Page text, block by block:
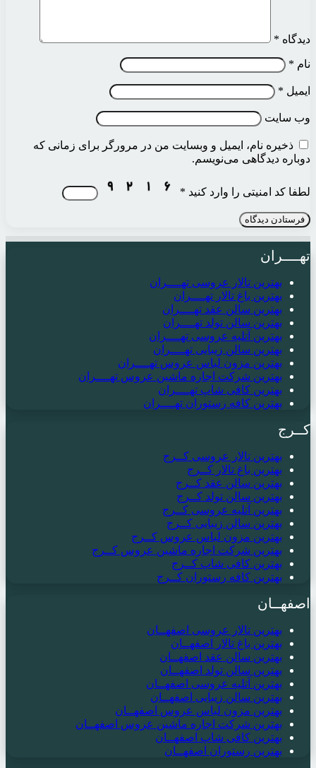
دیدگاه *
نام *
ایمیل *
وب‌ سایت
ذخیره نام، ایمیل و وبسایت من در مرورگر برای زمانی که
دوباره دیدگاهی می‌نویسم.
لطفا کد امنیتی را وارد کنید *
تهــــران
بهترین تالار عروسی تهــــران
بهترین باغ تالار تهــــران
بهترین سالن عقد تهــــران
بهترین سالن تولد تهــــران
بهترین آتلیه عروسی تهــــران
بهترین سالن زیبایی تهــــران
بهترین مزون لباس عروس تهــــران
بهترین شرکت اجاره ماشین عروس تهــــران
بهترین کافی شاپ تهــــران
بهترین کافه رستوران تهــــران
کــرج
بهترین تالار عروسی کــرج
بهترین باغ تالار کــرج
بهترین سالن عقد کــرج
بهترین سالن تولد کــرج
بهترین آتلیه عروسی کــرج
بهترین سالن زیبایی کــرج
بهترین مزون لباس عروس کــرج
بهترین شرکت اجاره ماشین عروس کــرج
بهترین کافی شاپ کــرج
بهترین کافه رستوران کــرج
اصفهــان
بهترین تالار عروسی اصفهــان
بهترین باغ تالار اصفهــان
بهترین سالن عقد اصفهــان
بهترین سالن تولد اصفهــان
بهترین آتلیه عروسی اصفهــان
بهترین سالن زیبایی اصفهــان
بهترین مزون لباس عروس اصفهــان
بهترین شرکت اجاره ماشین عروس اصفهــان
بهترین کافی شاپ اصفهــان
بهترین رستوران اصفهــان